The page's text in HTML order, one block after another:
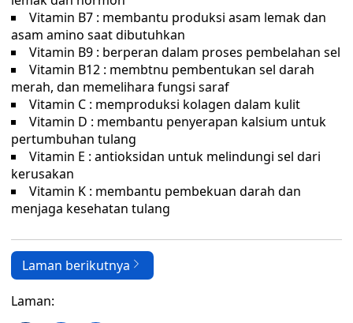
Vitamin B7 : membantu produksi asam lemak dan
asam amino saat dibutuhkan
Vitamin B9 : berperan dalam proses pembelahan sel
Vitamin B12 : membtnu pembentukan sel darah
merah, dan memelihara fungsi saraf
Vitamin C : memproduksi kolagen dalam kulit
Vitamin D : membantu penyerapan kalsium untuk
pertumbuhan tulang
Vitamin E : antioksidan untuk melindungi sel dari
kerusakan
Vitamin K : membantu pembekuan darah dan
menjaga kesehatan tulang
Laman berikutnya
Laman: